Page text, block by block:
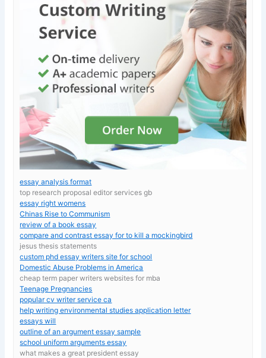
essay analysis format
top research proposal editor services gb
essay right womens
Chinas Rise to Communism
review of a book essay
compare and contrast essay for to kill a mockingbird
jesus thesis statements
custom phd essay writers site for school
Domestic Abuse Problems in America
cheap term paper writers websites for mba
Teenage Pregnancies
popular cv writer service ca
help writing environmental studies application letter
essays will
outline of an argument essay sample
school uniform arguments essay
what makes a great president essay